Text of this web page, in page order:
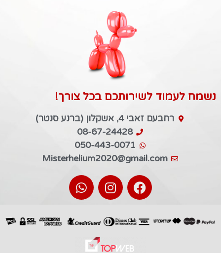
נשמח לעמוד לשירותכם בכל צורך!
רחבעם זאבי 4, אשקלון (ברנע סנטר)
08-67-24428
050-443-0071
Misterhelium2020@gmail.com